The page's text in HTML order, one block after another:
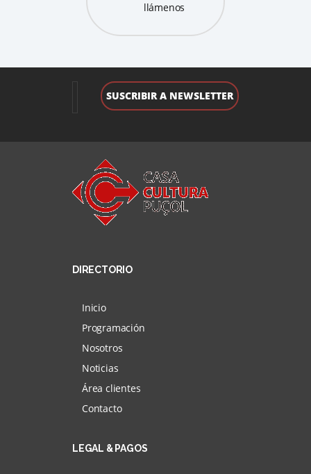
llámenos
DIRECTORIO
Inicio
Programación
Nosotros
Noticias
Área clientes
Contacto
LEGAL & PAGOS